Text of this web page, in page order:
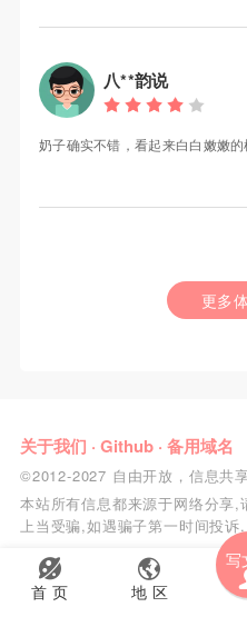
首 页 地 区
写
八**韵说
奶子确实不错，看起来白白嫩嫩
更多
关于我们 · Github· 备用域名
©2012-2027 自由开放，信息共享
本站所有信息都来源于网络分享
上当受骗,如遇骗子第一时间投诉.